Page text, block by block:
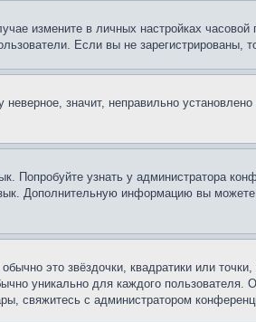
измените в личных настройках часовой
Если вы не зарегистрированы,
значит, неправильно
Попробуйте узнать у администратора
Дополнительную информацию вы
это звёздочки, квадратики или
уникально для каждого пользователя.
свяжитесь с администратором